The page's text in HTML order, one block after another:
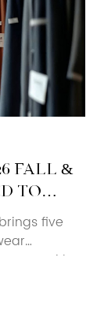
FALL &
TO
five
with
and